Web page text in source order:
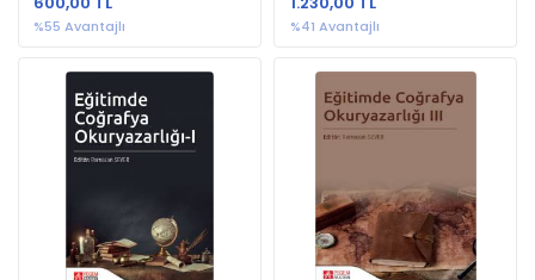
%55 Avantajlı
Aybige Demirci Şenkal, Salih
Yıldırım, Fatih Kartal,
Abdulkadir Ergün, Can
Gürsoy
%41 Avantajlı